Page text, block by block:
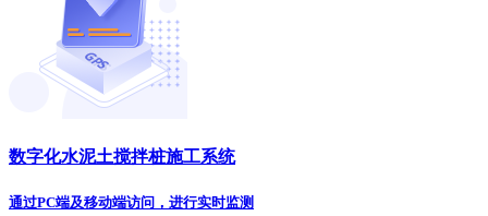
数字化水泥土搅拌桩施工系统
通过PC端及移动端访问，进行实时监测